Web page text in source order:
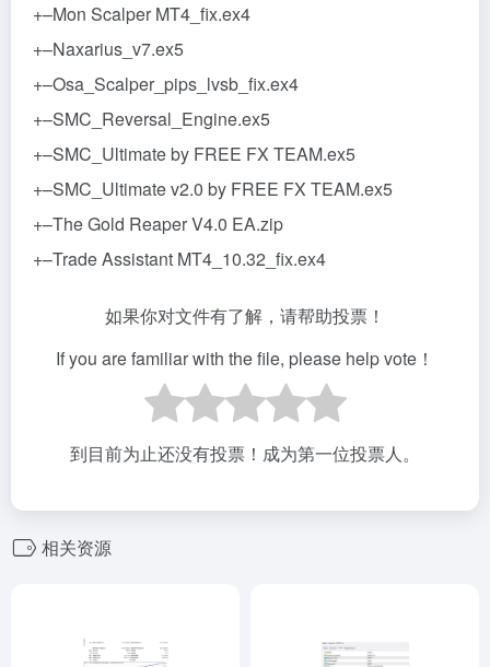
+–Mon Scalper MT4_fix.ex4
+–Naxarius_v7.ex5
+–Osa_Scalper_pips_lvsb_fix.ex4
+–SMC_Reversal_Engine.ex5
+–SMC_Ultimate by FREE FX TEAM.ex5
+–SMC_Ultimate v2.0 by FREE FX TEAM.ex5
+–The Gold Reaper V4.0 EA.zip
+–Trade Assistant MT4_10.32_fix.ex4
如果你对文件有了解，请帮助投票！
If you are familiar with the file, please help vote！
到目前为止还没有投票！成为第一位投票人。
相关资源